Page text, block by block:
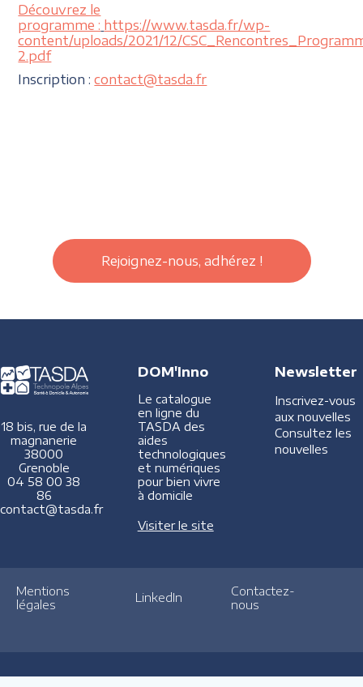
Découvrez le
programme : https://www.tasda.fr/wp-
content/uploads/2021/12/
2.pdf
Inscription :contact@tasda.fr
Rejoignez-nous, adhérez !
18 bis, rue de la
magnanerie
38000
Grenoble
04 58 00 38
86
contact@tasda.fr
DOM'Inno
Le catalogue
en ligne du
TASDA des
aides
technologiques
et numériques
pour bien vivre
à domicile
Visiter le site
Newsletter
Inscrivez-vous
aux nouvelles
Consultez les
nouvelles
Mentions
légales
LinkedIn
Contactez-
nous